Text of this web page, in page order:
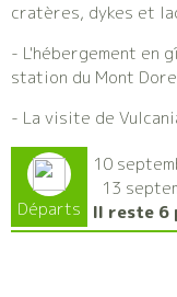
cratères, dykes et
- L'hébergement en
station du Mont Dore
- La visite de
Départs
10
13
Il reste 6